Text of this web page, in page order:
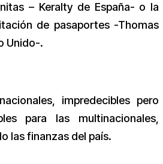
– Keralty de España- o la
de pasaportes -Thomas
Unido-.
impredecibles pero
para las multinacionales,
las finanzas del país.